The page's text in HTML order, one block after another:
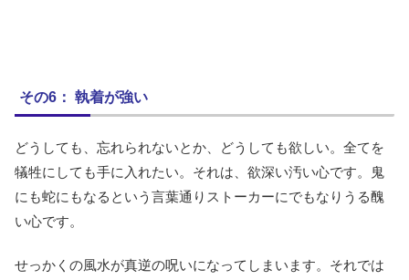
その6： 執着が強い
どうしても、忘れられないとか、どうしても欲しい。全てを
犠牲にしても手に入れたい。それは、欲深い汚い心です。鬼
にも蛇にもなるという言葉通りストーカーにでもなりうる醜
い心です。
せっかくの風水が真逆の呪いになってしまいます。それでは